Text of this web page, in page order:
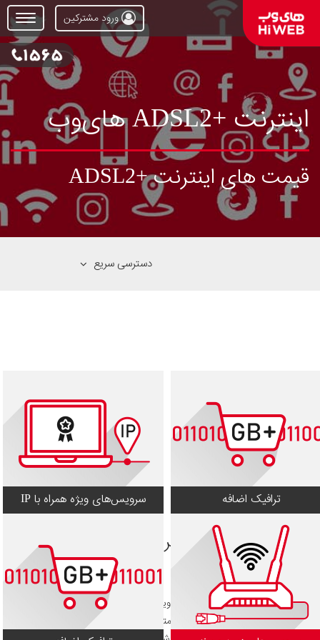
Open
Menu
ورود مشترکین
اینترنت +ADSL2 های‌وب
قیمت های اینترنت +ADSL2
دسترسی سریع
ترافیک اضافه سرویس‌های ویژه همراه با IP
سرویس‌های زمرد و برنز
سرویس‌های زمرد :
سرویس‌هایی هستند که با توجه به ویژگی‌ها و خدمات خاصی که به کاربر ارایه
می‌دهند نسبت به سایر سرویس‌ها متمایز هستند. از مهم‌ترین ویژگی‌های این